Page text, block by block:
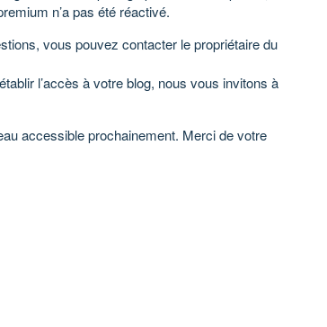
n’a pas été réactivé.
vous pouvez contacter le propriétaire du
l’accès à votre blog, nous vous invitons à
accessible prochainement. Merci de votre